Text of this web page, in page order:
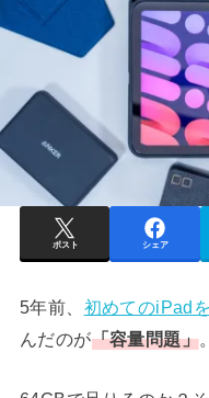
ポスト シェア
5年前、 初めてのiPad
んだのが「容量問題」。